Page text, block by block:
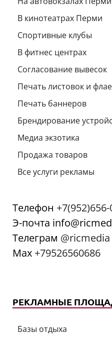
В кинотеатрах Перми
Спортивные клубы
В фитнес центрах
Согласование вывесок
Печать листовок и
Печать баннеров
Брендирование
Медиа экзотика
Продажа товаров
Все услуги рекламы
Телефон
Э-почта
Телеграм @ricmedia
Мах +79526560686
РЕКЛАМНЫЕ
Базы отдыха